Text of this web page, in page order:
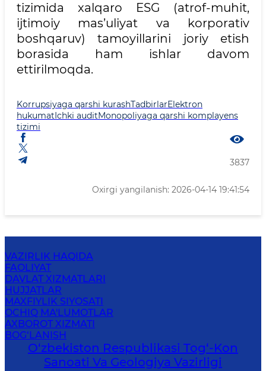
tizimida xalqaro ESG (atrof-muhit,
ijtimoiy mas’uliyat va korporativ
boshqaruv) tamoyillarini joriy etish
borasida ham ishlar davom
ettirilmoqda.
Korrupsiyaga qarshi kurashTadbirlarElektron
hukumatIchki auditMonopoliyaga qarshi komplayens
tizimi
3837
Oxirgi yangilanish: 2026-04-14 19:41:54
VAZIRLIK HAQIDA
FAOLIYAT
DAVLAT XIZMATLARI
HUJJATLAR
MAXFIYLIK SIYOSATI
OCHIQ MA'LUMOTLAR
AXBOROT XIZMATI
BOG‘LANISH
O‘zbekiston Respublikasi Tog‘-Kon
Sanoati Va Geologiya Vazirligi